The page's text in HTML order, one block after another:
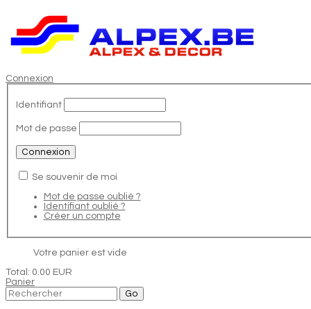
Connexion
Identifiant
Mot de passe
Se souvenir de moi
Mot de passe oublié ?
Identifiant oublié ?
Créer un compte
Votre panier est vide
Total: 0.00 EUR
Panier